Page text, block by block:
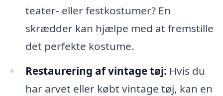
teater- eller festkostumer? En
skrædder kan hjælpe med at fremstille
det perfekte kostume.
Restaurering af vintage tøj: Hvis du
har arvet eller købt vintage tøj, kan en